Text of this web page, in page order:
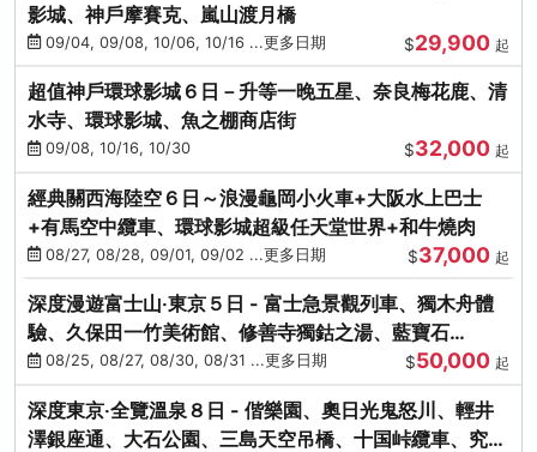
影城、神戶摩賽克、嵐山渡月橋
09/04, 09/08, 10/06, 10/16 ...更多日期 $29,900 起
超值神戶環球影城６日－升等一晚五星、奈良梅花鹿、清
水寺、環球影城、魚之棚商店街
09/08, 10/16, 10/30 $32,000 起
經典關西海陸空６日～浪漫龜岡小火車+大阪水上巴士
+有馬空中纜車、環球影城超級任天堂世界+和牛燒肉
08/27, 08/28, 09/01, 09/02 ...更多日期 $37,000 起
深度漫遊富士山‧東京５日 - 富士急景觀列車、獨木舟體
驗、久保田一竹美術館、修善寺獨鈷之湯、藍寶石
SAPHIR踴子號
08/25, 08/27, 08/30, 08/31 ...更多日期 $50,000 起
深度東京‧全覽溫泉８日 - 偕樂園、奧日光鬼怒川、輕井
澤銀座通、大石公園、三島天空吊橋、十国峠纜車、究極